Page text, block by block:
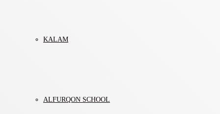
KALAM
ALFURQON SCHOOL